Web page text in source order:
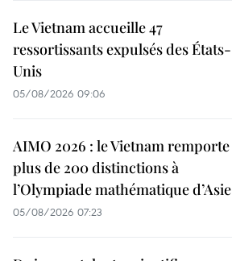
Le Vietnam accueille 47
ressortissants expulsés des États-
Unis
05/08/2026 09:06
AIMO 2026 : le Vietnam remporte
plus de 200 distinctions à
l’Olympiade mathématique d’Asie
05/08/2026 07:23